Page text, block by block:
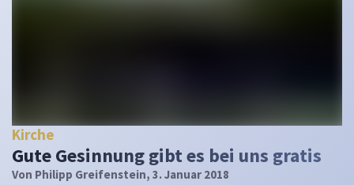
Kirche
Gute Gesinnung gibt es bei uns gratis
Von Philipp Greifenstein, 3. Januar 2018